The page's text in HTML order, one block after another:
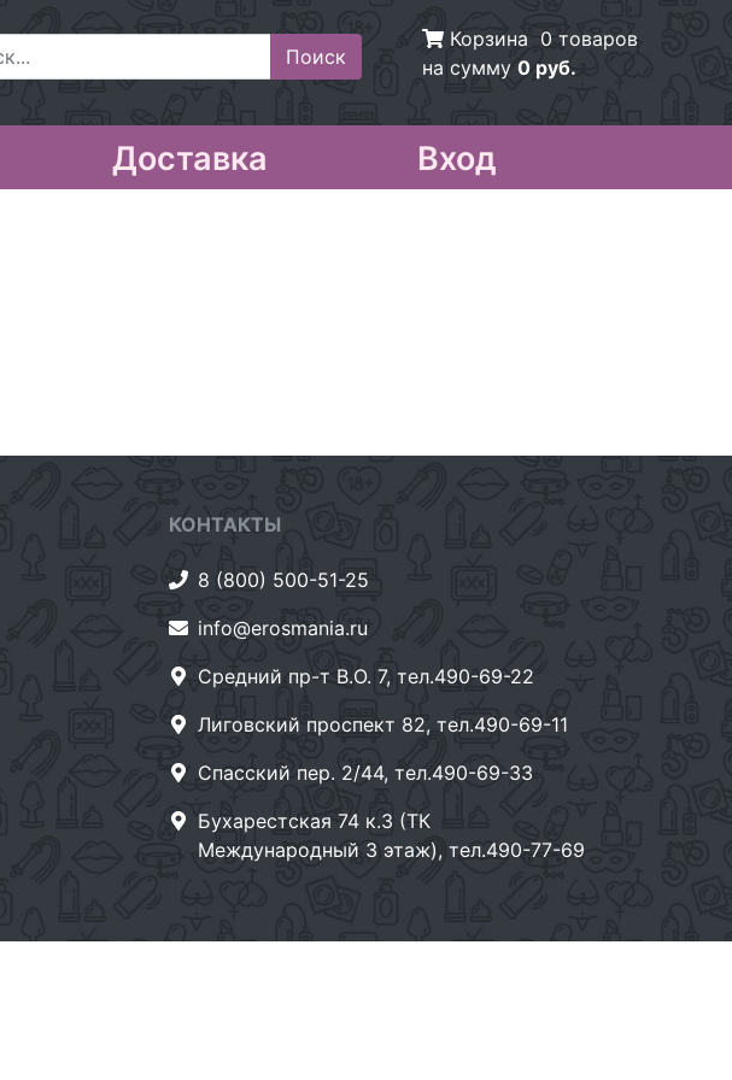
Корзина 0 товаров
на сумму 0 руб.
Доставка Вход
КОНТАКТЫ
8 (800) 500-51-25
info@erosmania.ru
Средний пр-т В.О. 7, тел.490-69-22
Лиговский проспект 82, тел.490-69-11
Спасский пер. 2/44, тел.490-69-33
Бухарестская 74 к.3 (ТК
Международный 3 этаж), тел.490-77-69